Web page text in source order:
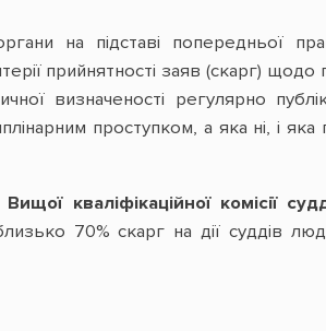
на підставі попередньої
прийнятності заяв (скарг) щодо
визначеності регулярно
проступком, а яка ні, і яка
кваліфікаційної комісії
70% скарг на дії суддів